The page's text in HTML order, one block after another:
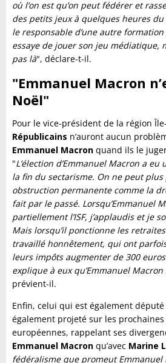
où l’on est qu’on peut fédérer et
des petits jeux à quelques heures
le responsable d’une autre
essaye de jouer son jeu médiatique,
pas là", déclare-t-il.
"Emmanuel Macron
Noël"
Pour le vice-président de la région
Républicains n’auront aucun
Emmanuel Macron quand ils le
"L’élection d’Emmanuel Macron a eu
la fin du sectarisme. On ne peut
obstruction permanente comme la
fait par le passé. Lorsqu’Emmanuel
partiellement l’ISF, j’applaudis et je
Mais lorsqu’il ponctionne les
travaillé honnêtement, qui ont
leurs impôts augmenter de 300
explique à eux qu’Emmanuel Macron
prévient-il.
Enfin, celui qui est également député
également projeté sur les
européennes, rappelant ses
Emmanuel Macron qu’avec Marine
fédéralisme que promeut